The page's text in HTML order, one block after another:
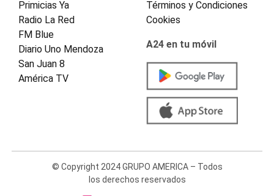
Primicias Ya
Radio La Red
FM Blue
Diario Uno Mendoza
San Juan 8
América TV
Términos y Condiciones
Cookies
A24 en tu móvil
© Copyright 2024 GRUPO AMERICA – Todos
los derechos reservados